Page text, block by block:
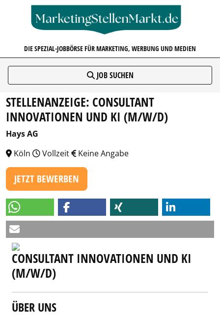
DIE SPEZIAL-JOBBÖRSE FÜR MARKETING, WERBUNG UND MEDIEN
JOB SUCHEN
STELLENANZEIGE: CONSULTANT
INNOVATIONEN UND KI (M/W/D)
Hays AG
Köln
Vollzeit Keine Angabe
JETZT BEWERBEN
CONSULTANT INNOVATIONEN UND KI
(M/W/D)
ÜBER UNS